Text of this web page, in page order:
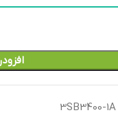
3SB3400-1A